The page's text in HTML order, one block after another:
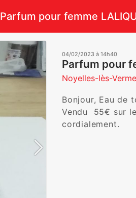
Parfum pour femme
04/02/2023 à 14h40
Parfum pour
Noyelles-lès-
Bonjour, Eau de
Vendu  55€ sur
cordialement.